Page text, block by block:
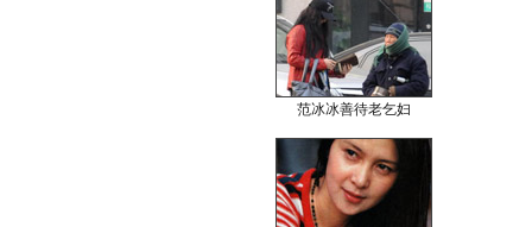
范冰冰善待老乞妇